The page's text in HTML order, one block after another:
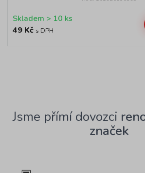
Skladem > 10 ks
49 Kč s DPH
Jsme přímí dovozci
značek